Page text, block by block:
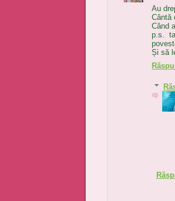
Au
Cântă
Când
p.s.
Și să